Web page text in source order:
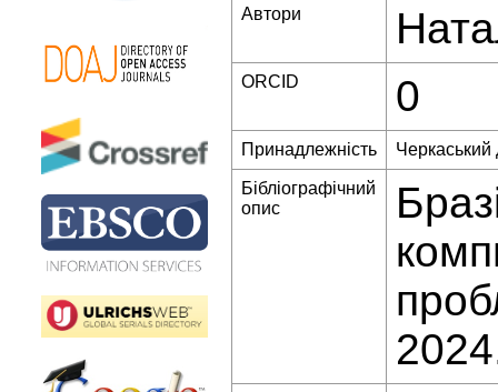
Автори
ORCID 0
Принадлежність Черкаський
Бібліографічний
опис